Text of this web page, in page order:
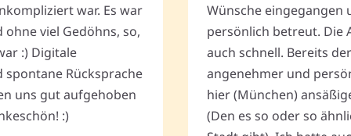
war. Es war
viel Gedöhns, so,
:) Digitale
Rücksprache
uns gut aufgehoben
:)
Wünsche eingegangen
persönlich betreut. Die
auch schnell. Bereits
angenehmer und
hier (München)
(Den es so oder so